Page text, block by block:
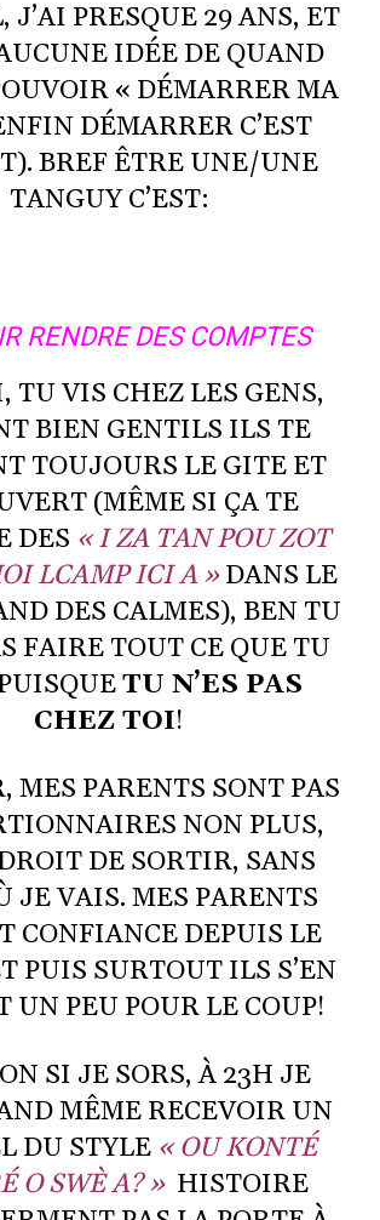
J’AI PRESQUE 29 ANS, ET
IDÉE DE QUAND
« DÉMARRER MA
DÉMARRER C’EST
BREF ÊTRE UNE/UNE
TANGUY C’EST:
RENDRE DES COMPTES
TU VIS CHEZ LES GENS,
BIEN GENTILS ILS TE
TOUJOURS LE GITE ET
(MÊME SI ÇA TE
DES « I ZA TAN POU ZOT
LCAMP ICI A »DANS LE
DES CALMES), BEN TU
FAIRE TOUT CE QUE TU
TU N’ES PAS
CHEZ TOI!
MES PARENTS SONT PAS
NON PLUS,
DE SORTIR, SANS
JE VAIS. MES PARENTS
CONFIANCE DEPUIS LE
PUIS SURTOUT ILS S’EN
UN PEU POUR LE COUP!
SI JE SORS, À 23H JE
MÊME RECEVOIR UN
DU STYLE « OU KONTÉ
O SWÈ A? » HISTOIRE